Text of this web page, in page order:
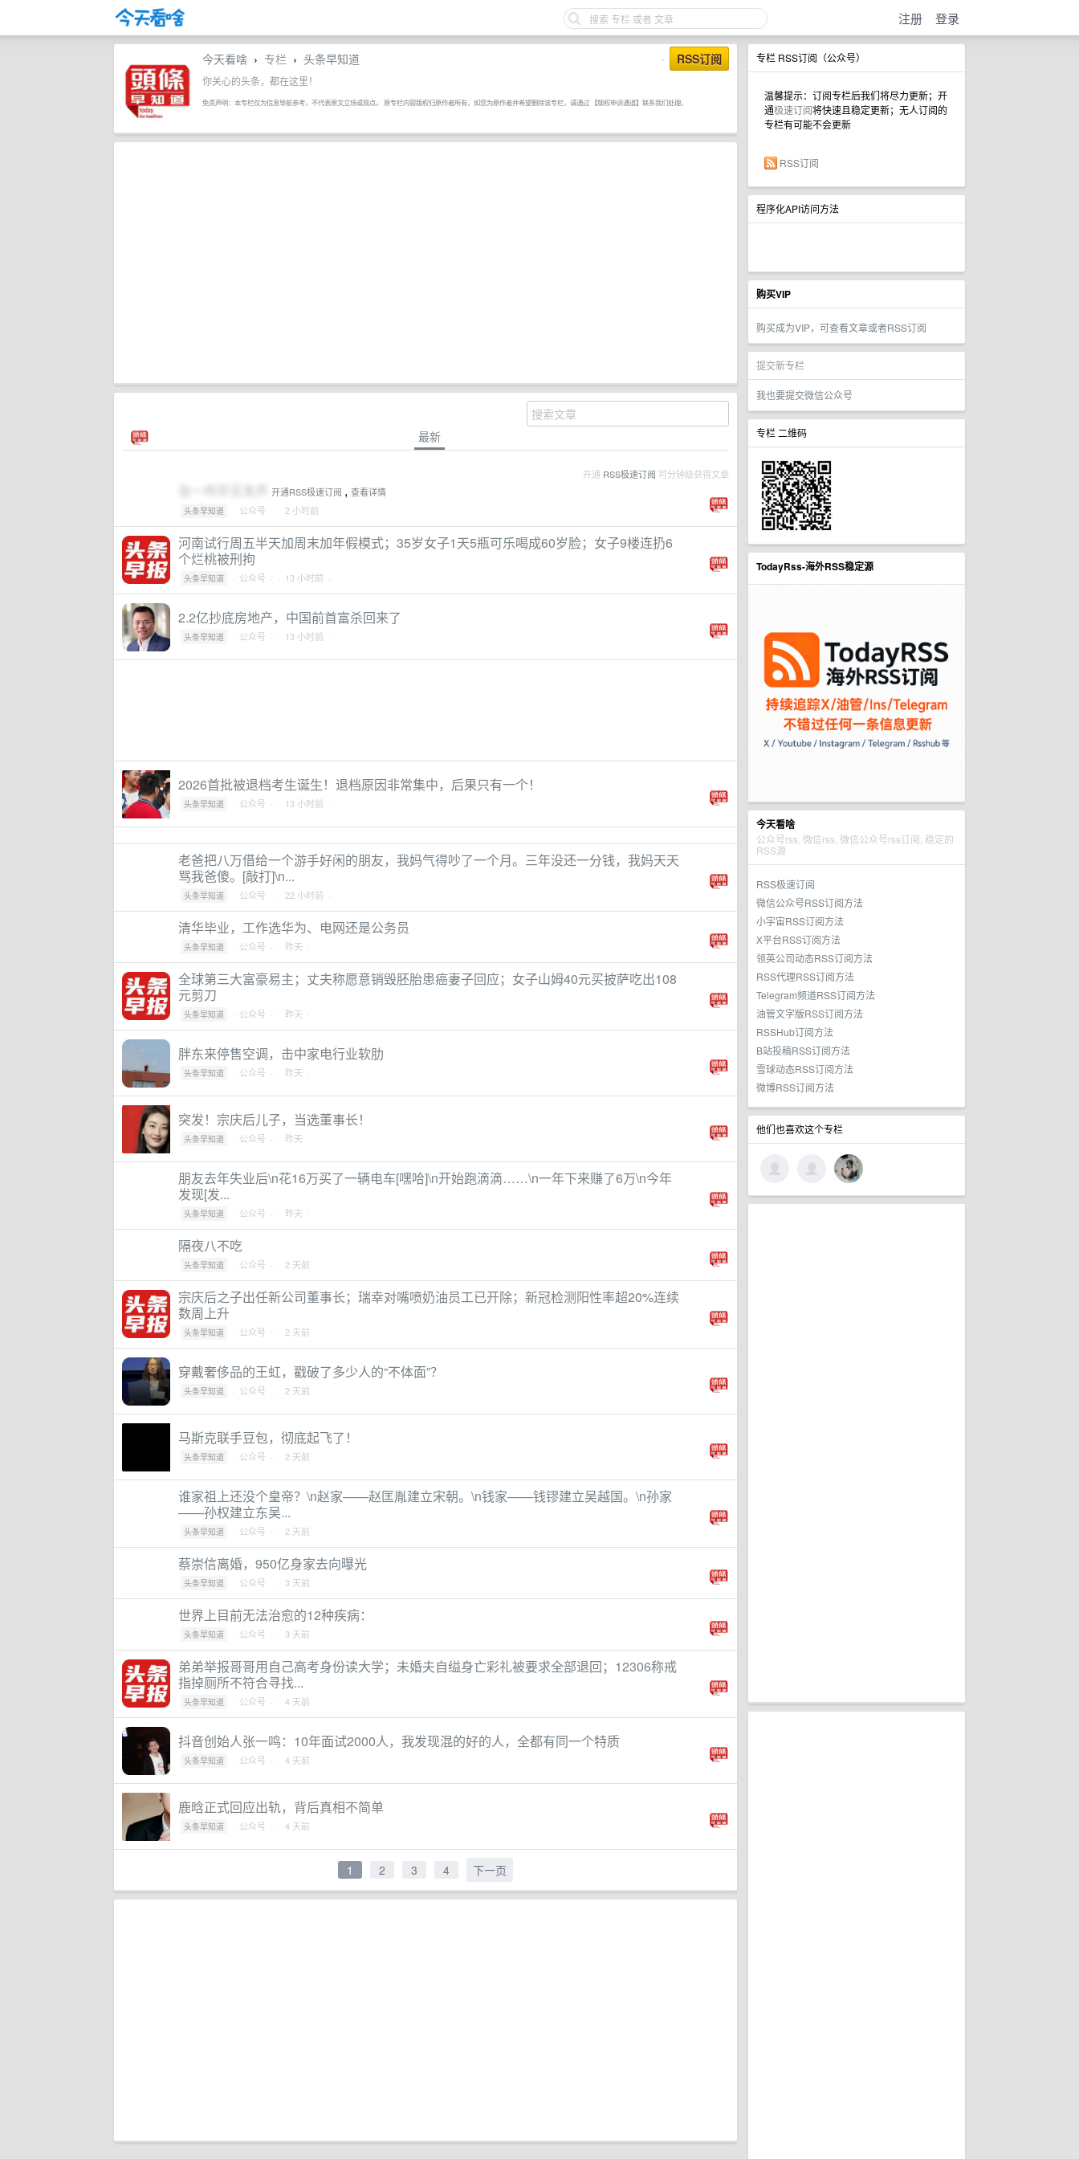
注册 登录
专栏 RSS订阅（公众号）
温馨提示：订阅专栏后我们将尽力更新；开
通极速订阅将快速且稳定更新；无人订阅的
专栏有可能不会更新
RSS订阅
程序化API访问方法
购买VIP
购买成为VIP，可查看文章或者RSS订阅
提交新专栏
我也要提交微信公众号
专栏 二维码
TodayRss-海外RSS稳定源
今天看啥
公众号rss, 微信rss, 微信公众号rss订阅, 稳定的
RSS源
RSS极速订阅
微信公众号RSS订阅方法
小宇宙RSS订阅方法
X平台RSS订阅方法
领英公司动态RSS订阅方法
RSS代理RSS订阅方法
Telegram频道RSS订阅方法
油管文字版RSS订阅方法
RSSHub订阅方法
B站投稿RSS订阅方法
雪球动态RSS订阅方法
微博RSS订阅方法
他们也喜欢这个专栏
• RSS订阅
今天看啥 › 专栏 › 头条早知道
你关心的头条，都在这里！
免责声明：本专栏仅为信息导航参考，不代表原文立场或观点。 原专栏内容版权归原作者所有，如您为原作者并希望删除该专栏，请通过 【版权申诉通道】 联系我们处理。
最新
开通 RSS极速订阅 可分钟级获得文章
开通RSS极速订阅 , 查看详情
头条早知道 · 公众号 · · 2 小时前 ·
河南试行周五半天加周末加年假模式；35岁女子1天5瓶可乐喝成60岁脸；女子9楼连扔6
个烂桃被刑拘
头条早知道 · 公众号 · · 13 小时前 ·
2.2亿抄底房地产，中国前首富杀回来了
头条早知道 · 公众号 · · 13 小时前 ·
2026首批被退档考生诞生！退档原因非常集中，后果只有一个！
头条早知道 · 公众号 · · 13 小时前 ·
老爸把八万借给一个游手好闲的朋友，我妈气得吵了一个月。三年没还一分钱，我妈天天
骂我爸傻。[敲打]\n...
头条早知道 · 公众号 · · 22 小时前 ·
清华毕业，工作选华为、电网还是公务员
头条早知道 · 公众号 · · 昨天 ·
全球第三大富豪易主；丈夫称愿意销毁胚胎患癌妻子回应；女子山姆40元买披萨吃出108
元剪刀
头条早知道 · 公众号 · · 昨天 ·
胖东来停售空调，击中家电行业软肋
头条早知道 · 公众号 · · 昨天 ·
突发！宗庆后儿子，当选董事长！
头条早知道 · 公众号 · · 昨天 ·
朋友去年失业后\n花16万买了一辆电车[嘿哈]\n开始跑滴滴……\n一年下来赚了6万\n今年
发现[发...
头条早知道 · 公众号 · · 昨天 ·
隔夜八不吃
头条早知道 · 公众号 · · 2 天前 ·
宗庆后之子出任新公司董事长；瑞幸对嘴喷奶油员工已开除；新冠检测阳性率超20%连续
数周上升
头条早知道 · 公众号 · · 2 天前 ·
穿戴奢侈品的王虹，戳破了多少人的“不体面”？
头条早知道 · 公众号 · · 2 天前 ·
马斯克联手豆包，彻底起飞了！
头条早知道 · 公众号 · · 2 天前 ·
谁家祖上还没个皇帝？\n赵家——赵匡胤建立宋朝。\n钱家——钱镠建立吴越国。\n孙家
——孙权建立东吴...
头条早知道 · 公众号 · · 2 天前 ·
蔡崇信离婚，950亿身家去向曝光
头条早知道 · 公众号 · · 3 天前 ·
世界上目前无法治愈的12种疾病：
头条早知道 · 公众号 · · 3 天前 ·
弟弟举报哥哥用自己高考身份读大学；未婚夫自缢身亡彩礼被要求全部退回；12306称戒
指掉厕所不符合寻找...
头条早知道 · 公众号 · · 4 天前 ·
抖音创始人张一鸣：10年面试2000人，我发现混的好的人，全都有同一个特质
头条早知道 · 公众号 · · 4 天前 ·
鹿晗正式回应出轨，背后真相不简单
头条早知道 · 公众号 · · 4 天前 ·
1 2 3 4 下一页